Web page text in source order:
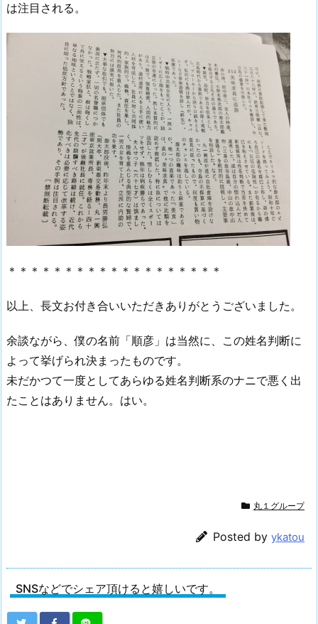
は注目される。
＊＊＊＊＊＊＊＊＊＊＊＊＊＊＊＊＊＊＊
以上、長文お付き合いいただきありがとうございました。
余談ながら、僕の名前「順彦」は当然に、この姓名判断に
よって挙げられ決まったものです。
未だかつて一度としてあらゆる姓名判断系のナニで悪く出
たことはありません。はい。
丸１グループ
Posted by ykatou
SNSなどでシェア頂けると嬉しいです。